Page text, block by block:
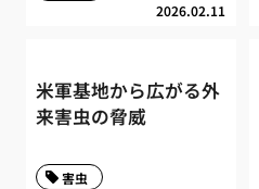
2026.02.11
米軍基地から広がる外
来害虫の脅威
害虫